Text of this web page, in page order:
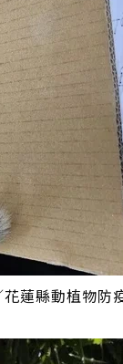
蓮縣動植物防